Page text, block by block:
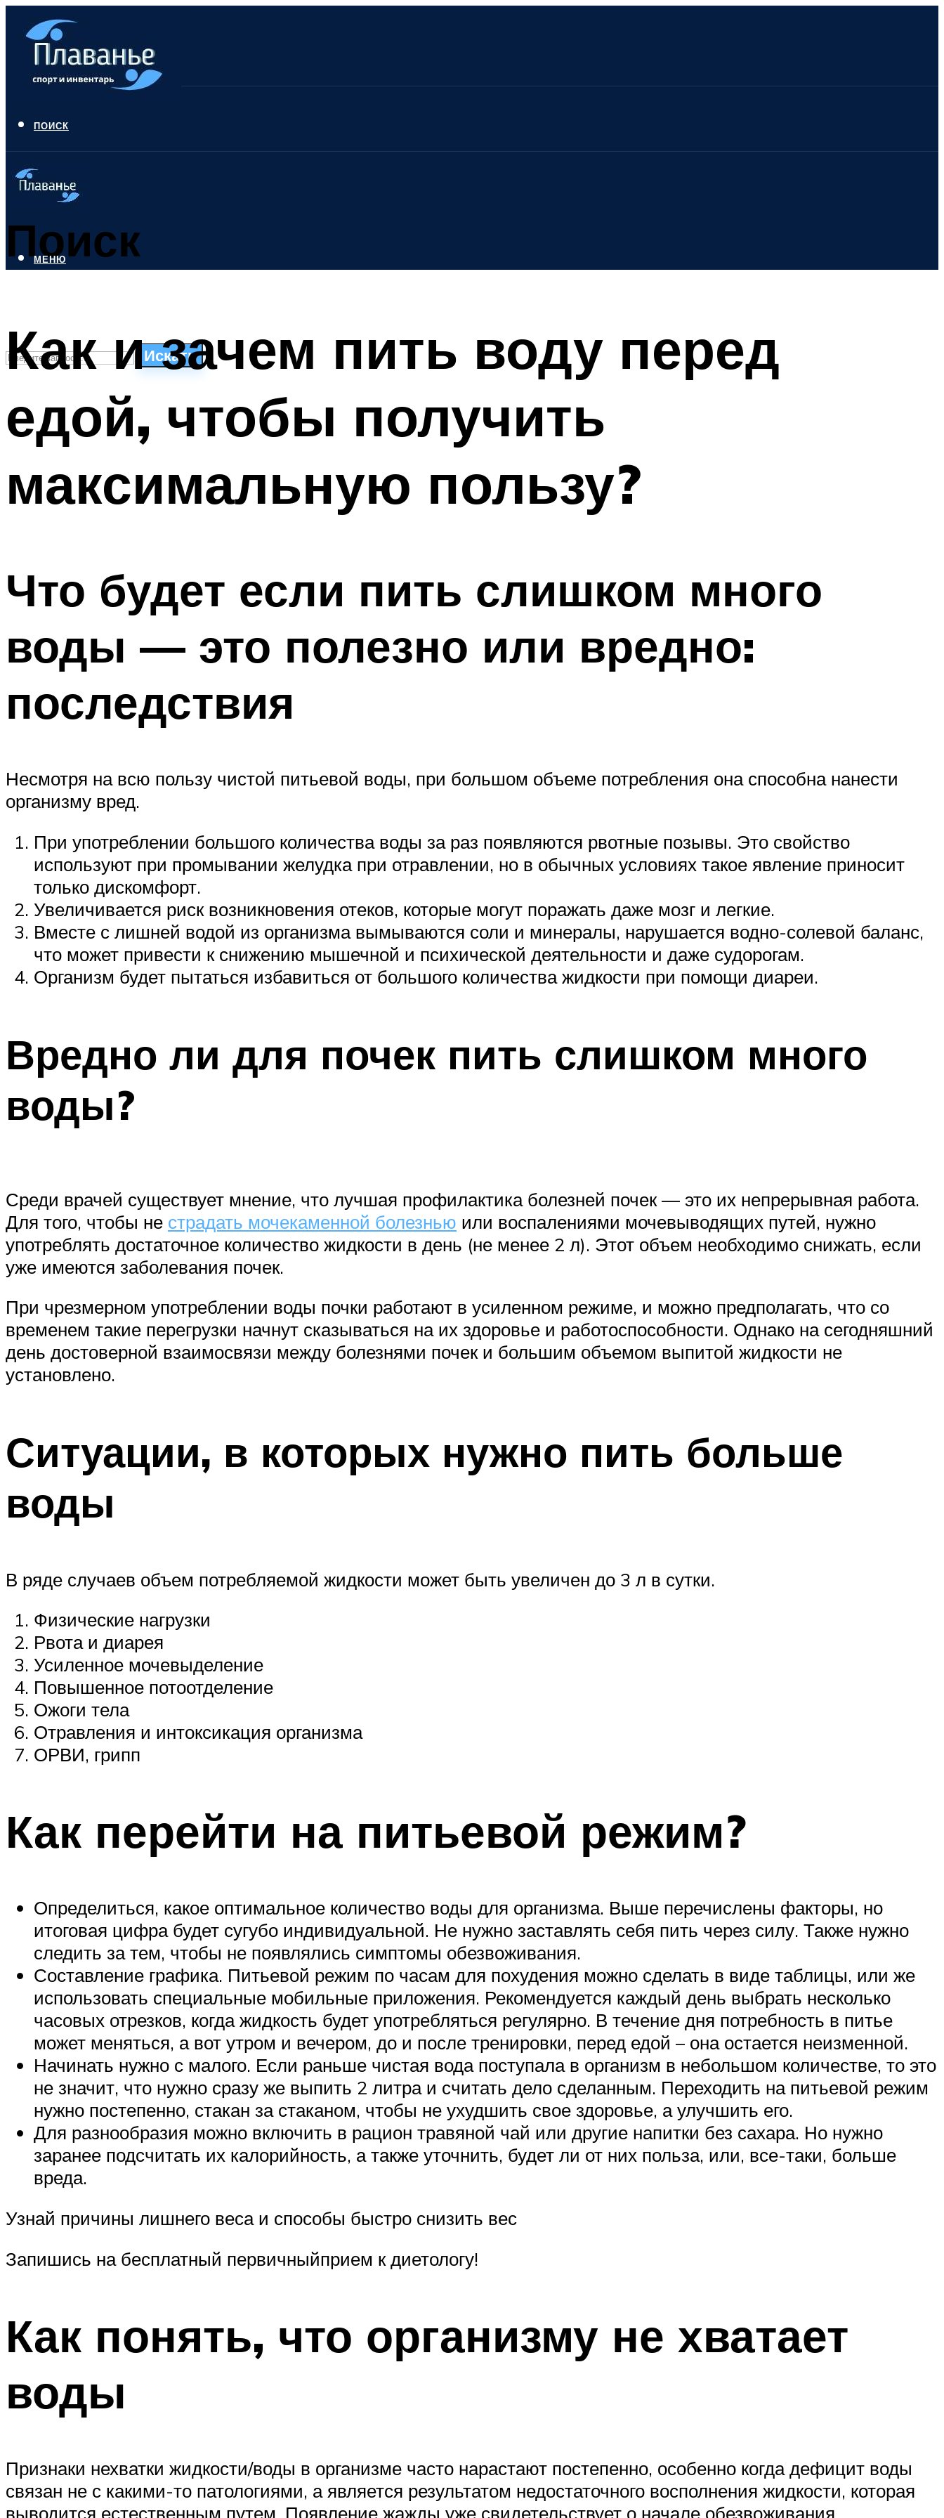
ПОИСК
Поиск
Искать
СТИЛИ ПЛАВАНЬЯ
ПЛАВАНЬЕ ДЛЯ ДЕТЕЙ
ПЛАВАНЬЕ ДЛЯ ПОХУДЕНИЯ
ОЧИСТКА БАССЕЙНОВ
МЕНЮ
Как и зачем пить воду перед
едой, чтобы получить
максимальную пользу?
Что будет если пить слишком много
воды — это полезно или вредно:
последствия
Несмотря на всю пользу чистой питьевой воды, при большом объеме потребления она способна нанести
организму вред.
При употреблении большого количества воды за раз появляются рвотные позывы. Это свойство
используют при промывании желудка при отравлении, но в обычных условиях такое явление приносит
только дискомфорт.
Увеличивается риск возникновения отеков, которые могут поражать даже мозг и легкие.
Вместе с лишней водой из организма вымываются соли и минералы, нарушается водно-солевой баланс,
что может привести к снижению мышечной и психической деятельности и даже судорогам.
Организм будет пытаться избавиться от большого количества жидкости при помощи диареи.
Вредно ли для почек пить слишком много
воды?
Среди врачей существует мнение, что лучшая профилактика болезней почек — это их непрерывная работа.
Для того, чтобы не страдать мочекаменной болезнью или воспалениями мочевыводящих путей, нужно
употреблять достаточное количество жидкости в день (не менее 2 л). Этот объем необходимо снижать, если
уже имеются заболевания почек.
При чрезмерном употреблении воды почки работают в усиленном режиме, и можно предполагать, что со
временем такие перегрузки начнут сказываться на их здоровье и работоспособности. Однако на сегодняшний
день достоверной взаимосвязи между болезнями почек и большим объемом выпитой жидкости не
установлено.
Ситуации, в которых нужно пить больше
воды
В ряде случаев объем потребляемой жидкости может быть увеличен до 3 л в сутки.
Физические нагрузки
Рвота и диарея
Усиленное мочевыделение
Повышенное потоотделение
Ожоги тела
Отравления и интоксикация организма
ОРВИ, грипп
Как перейти на питьевой режим?
Определиться, какое оптимальное количество воды для организма. Выше перечислены факторы, но
итоговая цифра будет сугубо индивидуальной. Не нужно заставлять себя пить через силу. Также нужно
следить за тем, чтобы не появлялись симптомы обезвоживания.
Составление графика. Питьевой режим по часам для похудения можно сделать в виде таблицы, или же
использовать специальные мобильные приложения. Рекомендуется каждый день выбрать несколько
часовых отрезков, когда жидкость будет употребляться регулярно. В течение дня потребность в питье
может меняться, а вот утром и вечером, до и после тренировки, перед едой – она остается неизменной.
Начинать нужно с малого. Если раньше чистая вода поступала в организм в небольшом количестве, то это
не значит, что нужно сразу же выпить 2 литра и считать дело сделанным. Переходить на питьевой режим
нужно постепенно, стакан за стаканом, чтобы не ухудшить свое здоровье, а улучшить его.
Для разнообразия можно включить в рацион травяной чай или другие напитки без сахара. Но нужно
заранее подсчитать их калорийность, а также уточнить, будет ли от них польза, или, все-таки, больше
вреда.
Узнай причины лишнего веса и способы быстро снизить вес
Запишись на бесплатный первичныйприем к диетологу!
Как понять, что организму не хватает
воды
Признаки нехватки жидкости/воды в организме часто нарастают постепенно, особенно когда дефицит воды
связан не с какими-то патологиями, а является результатом недостаточного восполнения жидкости, которая
выводится естественным путем. Появление жажды уже свидетельствует о начале обезвоживания.